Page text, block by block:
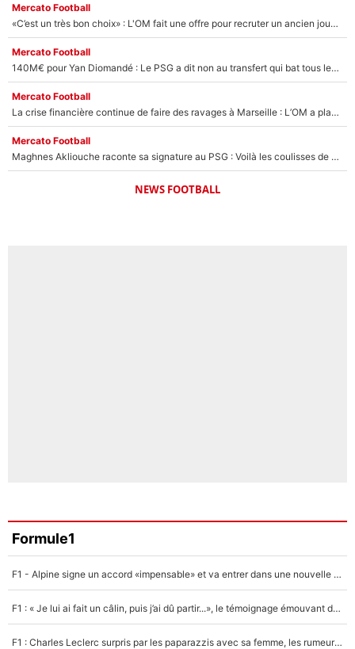
Mercato Football
«C’est un très bon choix» : L'OM fait une offre pour recruter un ancien joueur du PSG... et c'est validé dans l'After Foot !
Mercato Football
140M€ pour Yan Diomandé : Le PSG a dit non au transfert qui bat tous les records sur le mercato
Mercato Football
La crise financière continue de faire des ravages à Marseille : L’OM a placé 12 joueurs sur le marché des transferts… et ça pourrait lui rapporter près de 100M€ !
Mercato Football
Maghnes Akliouche raconte sa signature au PSG : Voilà les coulisses de son transfert de rêve à 50M€
NEWS FOOTBALL
Formule1
F1 - Alpine signe un accord «impensable» et va entrer dans une nouvelle dimension : Grande nouvelle pour Pierre Gasly !
F1 : « Je lui ai fait un câlin, puis j’ai dû partir...», le témoignage émouvant de Max Verstappen sur sa fille
F1 : Charles Leclerc surpris par les paparazzis avec sa femme, les rumeurs étaient vraies !